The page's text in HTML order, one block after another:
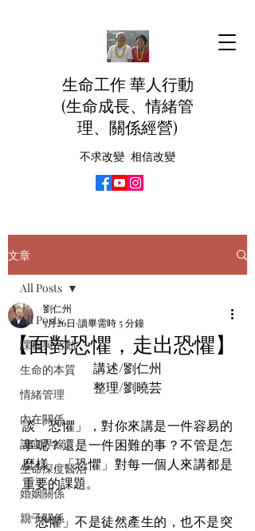
生命工作 華人行動
(生命成長、情緒管
理、關係經營)
不求改變 相信改變
文章
All Posts
課程與活動
生命的本質
情緒管理
內在關係
設立界線
生命深度醫治
婚姻關係
親子關係
All Posts
【面對恐懼，走出恐懼】
劉仁州
5月26日 讀畢需時 5 分鐘
講述/劉仁州
整理/劉曉芸
談「恐懼」，對你來講是一件容易的
事呢？還是一件困難的事？不管是怎
麼樣，「恐懼」對每一個人來講都是
重要的課題。
「恐懼」不是徒然產生的，也不是突